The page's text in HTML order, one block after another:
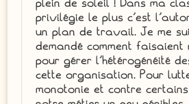
privilégie le plus c'est
un plan de travail. Je me
demandé comment faisaient
pour gérer l'hétérogénéité
cette organisation. Pour
monotonie et contre